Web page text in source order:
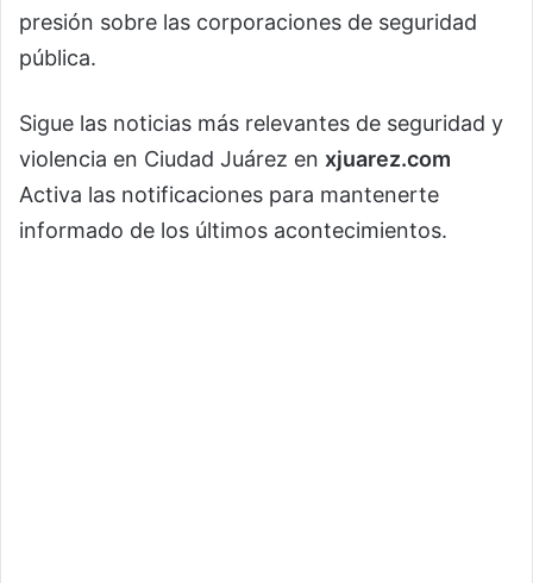
presión sobre las corporaciones de seguridad
pública.
Sigue las noticias más relevantes de seguridad y
violencia en Ciudad Juárez en xjuarez.com
Activa las notificaciones para mantenerte
informado de los últimos acontecimientos.